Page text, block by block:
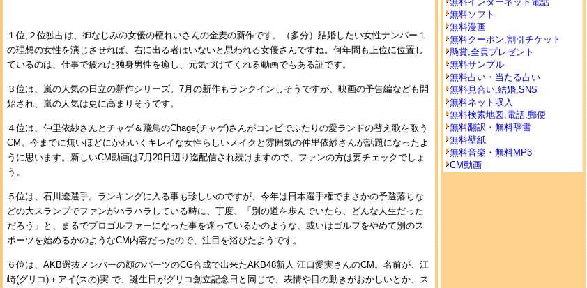
１位,２位独占は、御なじみの女優の檀れいさんの金麦の新作です。（多分）結婚したい女性ナンバー１
の理想の女性を演じさせれば、右に出る者はいないと思われる女優さんですね。何年間も上位に位置し
ているのは、仕事で疲れた独身男性を癒し、元気づけてくれる動画でもある証です。
３位は、嵐の人気の日立の新作シリーズ。7月の新作もランクインしそうですが、映画の予告編なども開
始され、嵐の人気は更に高まりそうです。
４位は、仲里依紗さんとチャゲ＆飛鳥のChage(チャゲ)さんがコンビでふたりの愛ランドの替え歌を歌う
CM。今までに無いほどにかわいくキレイな女性らしいメイクと雰囲気の仲里依紗さんが話題になったよ
うに思います。新しいCM動画は7月20日辺り迄配信され続けますので、ファンの方は要チェックでしょ
う。
５位は、石川遼選手。ランキングに入る事も珍しいのですが、今年は日本選手権でまさかの予選落ちな
どの大スランプでファンがハラハラしている時に、丁度、「別の道を歩んでいたら、どんな人生だった
だろう」と、まるでプロゴルファーになった事を迷っているかのような、或いはゴルフをやめて別のス
ポーツを始めるかのようなCM内容だったので、注目を浴びたようです。
６位は、AKB選抜メンバーの顔のパーツのCG合成で出来たAKB48新人 江口愛実さんのCM。名前が、江
崎(グリコ)＋アイ(スの)実 で、誕生日がグリコ創立記念日と同じで、表情や目の動きがおかしいとか、ス
無料ソフト
無料漫画
無料クーポン,割引チケット
懸賞,全員プレゼント
無料サンプル
無料占い・当たる占い
無料見合い,結婚,SNS
無料ネット収入
無料検索地図,電話,郵便
無料翻訳・無料辞書
無料壁紙
無料音楽・無料MP3
CM動画